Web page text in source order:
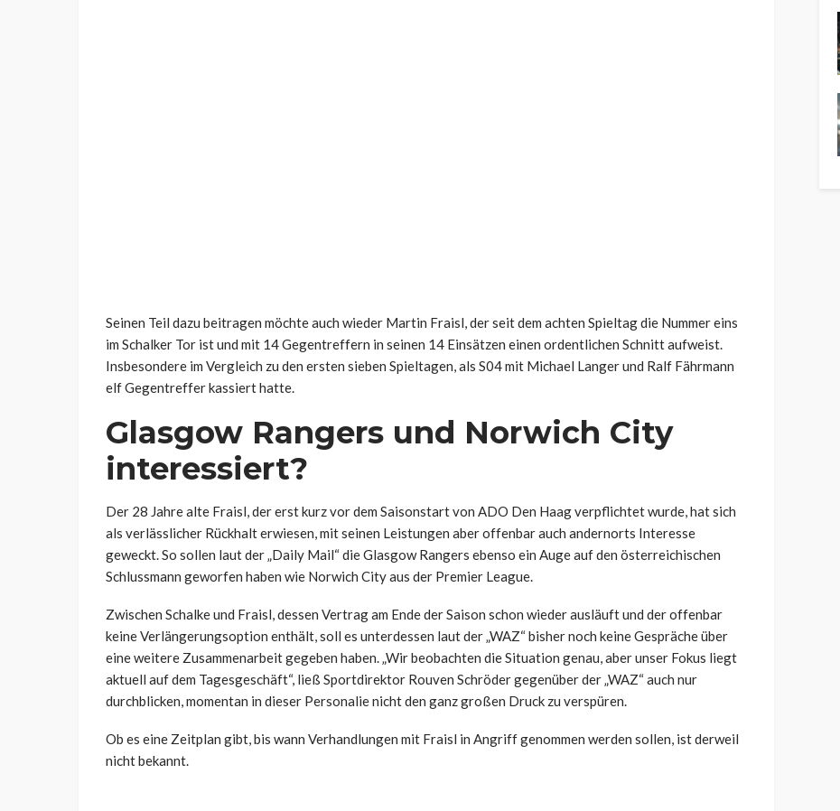
Seinen Teil dazu beitragen möchte auch wieder Martin Fraisl, der seit dem achten Spieltag die Nummer eins
im Schalker Tor ist und mit 14 Gegentreffern in seinen 14 Einsätzen einen ordentlichen Schnitt aufweist.
Insbesondere im Vergleich zu den ersten sieben Spieltagen, als S04 mit Michael Langer und Ralf Fährmann
elf Gegentreffer kassiert hatte.
Glasgow Rangers und Norwich City
interessiert?
Der 28 Jahre alte Fraisl, der erst kurz vor dem Saisonstart von ADO Den Haag verpflichtet wurde, hat sich
als verlässlicher Rückhalt erwiesen, mit seinen Leistungen aber offenbar auch andernorts Interesse
geweckt. So sollen laut der „Daily Mail“ die Glasgow Rangers ebenso ein Auge auf den österreichischen
Schlussmann geworfen haben wie Norwich City aus der Premier League.
Zwischen Schalke und Fraisl, dessen Vertrag am Ende der Saison schon wieder ausläuft und der offenbar
keine Verlängerungsoption enthält, soll es unterdessen laut der „WAZ“ bisher noch keine Gespräche über
eine weitere Zusammenarbeit gegeben haben. „Wir beobachten die Situation genau, aber unser Fokus liegt
aktuell auf dem Tagesgeschäft“, ließ Sportdirektor Rouven Schröder gegenüber der „WAZ“ auch nur
durchblicken, momentan in dieser Personalie nicht den ganz großen Druck zu verspüren.
Ob es eine Zeitplan gibt, bis wann Verhandlungen mit Fraisl in Angriff genommen werden sollen, ist derweil
nicht bekannt.